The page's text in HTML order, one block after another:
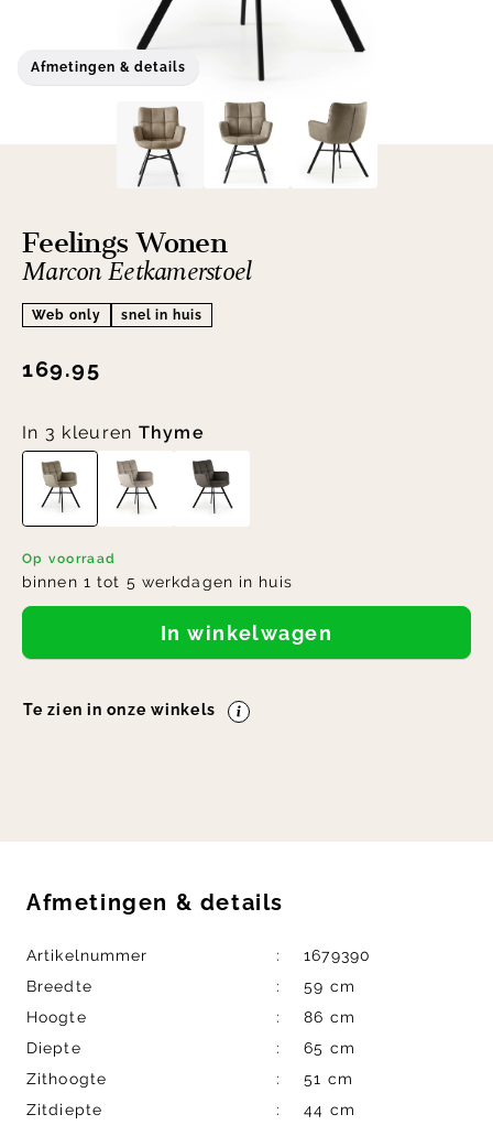
Afmetingen & details
Feelings Wonen
Marcon Eetkamerstoel
Web only snel in huis
169.95
In 3 kleuren Thyme
Op voorraad
binnen 1 tot 5 werkdagen in huis
In winkelwagen
Te zien in onze winkels
Afmetingen & details
Artikelnummer
1679390
Breedte
59 cm
Hoogte
86 cm
Diepte
65 cm
Zithoogte
51 cm
Zitdiepte
44 cm